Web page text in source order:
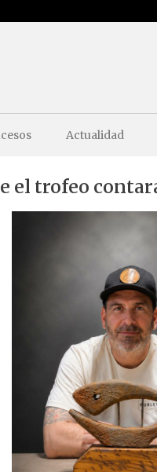
Actualidad
el trofeo